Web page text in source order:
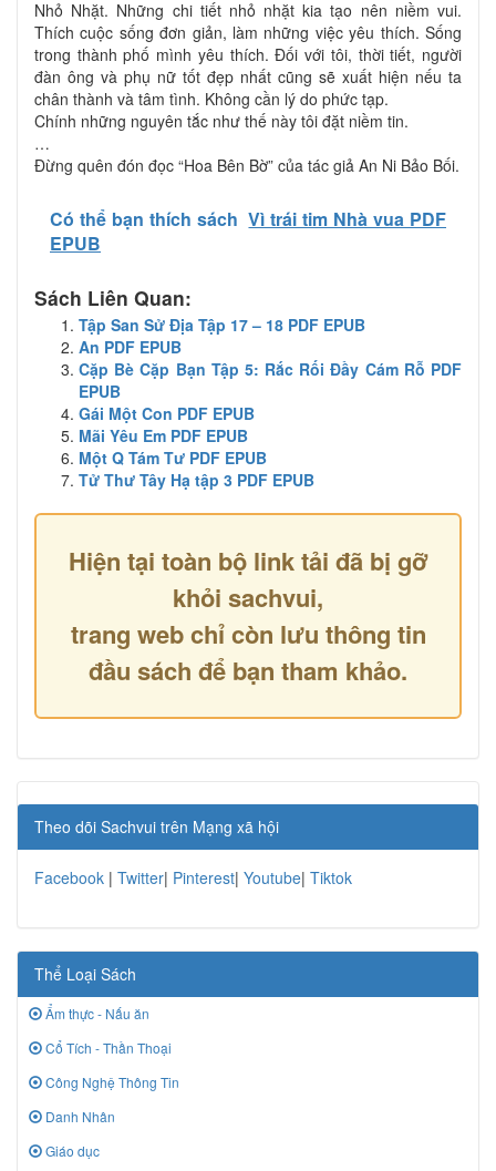
Nhỏ Nhặt. Những chi tiết nhỏ nhặt kia tạo nên niềm vui.
Thích cuộc sống đơn giản, làm những việc yêu thích. Sống
trong thành phố mình yêu thích. Đối với tôi, thời tiết, người
đàn ông và phụ nữ tốt đẹp nhất cũng sẽ xuất hiện nếu ta
chân thành và tâm tình. Không cần lý do phức tạp.
Chính những nguyên tắc như thế này tôi đặt niềm tin.
…
Đừng quên đón đọc “Hoa Bên Bờ” của tác giả An Ni Bảo Bối.
Có thể bạn thích sách Vì trái tim Nhà vua PDF
EPUB
Sách Liên Quan:
Tập San Sử Địa Tập 17 – 18 PDF EPUB
An PDF EPUB
Cặp Bè Cặp Bạn Tập 5: Rắc Rối Đầy Cám Rỗ PDF
EPUB
Gái Một Con PDF EPUB
Mãi Yêu Em PDF EPUB
Một Q Tám Tư PDF EPUB
Tử Thư Tây Hạ tập 3 PDF EPUB
Hiện tại toàn bộ link tải đã bị gỡ
khỏi sachvui,
trang web chỉ còn lưu thông tin
đầu sách để bạn tham khảo.
Theo dõi Sachvui trên Mạng xã hội
Facebook | Twitter| Pinterest| Youtube| Tiktok
Thể Loại Sách
Ẩm thực - Nấu ăn
Cổ Tích - Thần Thoại
Công Nghệ Thông Tin
Danh Nhân
Giáo dục